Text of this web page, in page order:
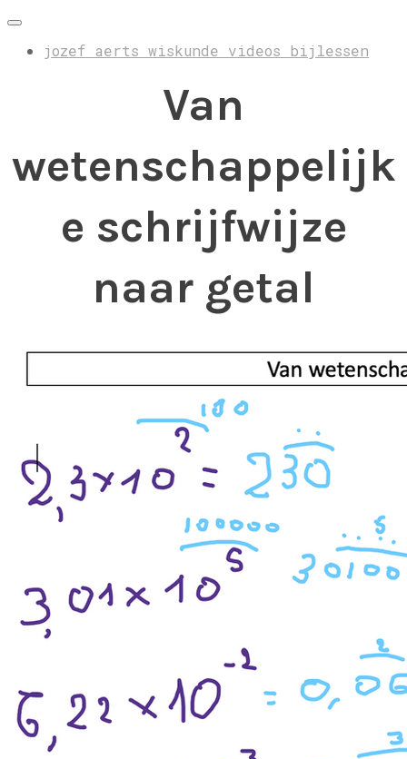
jozef aerts wiskunde videos bijlessen
Van
wetenschappelijk
e schrijfwijze
naar getal